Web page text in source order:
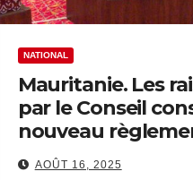
NATIONAL
Mauritanie. Les
par le Conseil
nouveau
Parlement
AOÛT 16, 2025